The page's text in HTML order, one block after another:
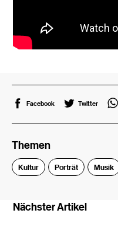
Facebook Twitter
Themen
Kultur Porträt Musik
Nächster Artikel